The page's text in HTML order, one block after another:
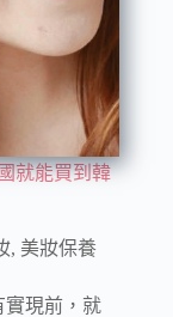
就能買到韓
, 美妝保養
實現前，就